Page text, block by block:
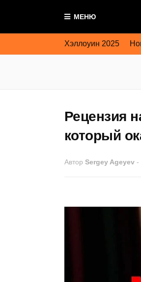
МЕНЮ
Хэллоуин 2025
Рецензия
который
Автор Sergey Ageyev -